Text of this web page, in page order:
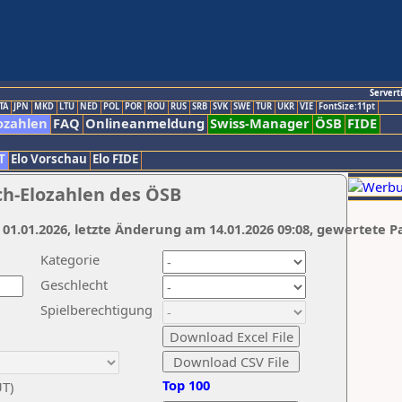
JPN MKD LTU NED POL POR ROU RUS SRB SVK SWE TUR UKR VIE FontSize:11pt
FAQ Onlineanmeldung Swiss-Manager ÖSB FIDE
Elo Vorschau Elo FIDE
Elozahlen des ÖSB
Kategorie
Geschlecht
Spielberechtigung
Top 100
letzte Änderung am 14.01.2026 09:08, gewertete